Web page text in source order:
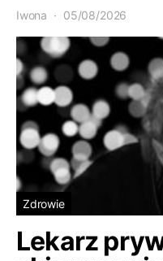
Iwona 05/08/2026
Zdrowie
Lekarz